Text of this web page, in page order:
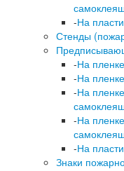
-На
Стенды
-На
-На
-На
-На
-На
Знаки